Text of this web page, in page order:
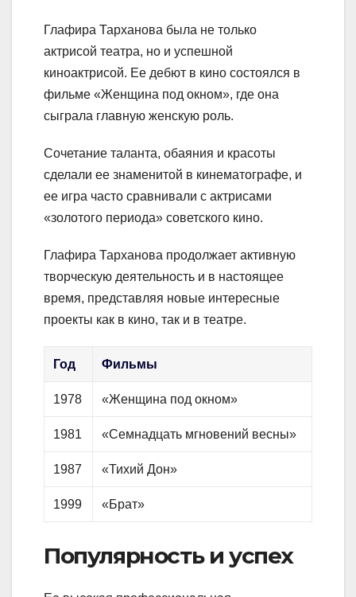
Глафира Тарханова была не только
актрисой театра, но и успешной
киноактрисой. Ее дебют в кино состоялся в
фильме «Женщина под окном», где она
сыграла главную женскую роль.
Сочетание таланта, обаяния и красоты
сделали ее знаменитой в кинематографе, и
ее игра часто сравнивали с актрисами
«золотого периода» советского кино.
Глафира Тарханова продолжает активную
творческую деятельность и в настоящее
время, представляя новые интересные
проекты как в кино, так и в театре.
Год Фильмы
1978 «Женщина под окном»
1981 «Семнадцать мгновений весны»
1987 «Тихий Дон»
1999 «Брат»
Популярность и успех